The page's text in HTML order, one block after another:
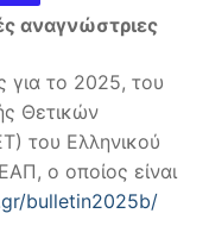
αναγνώστριες
για το 2025, του
Θετικών
του Ελληνικού
ο οποίος είναι
bulletin2025b/